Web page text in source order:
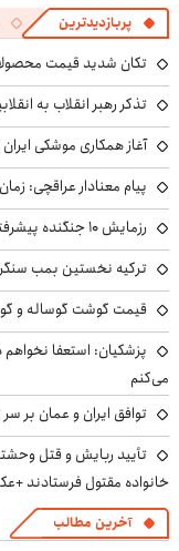
پربازدیدترین
تکان شدید قیمت محصولات
تذکر رهبر انقلاب به
آغاز همکاری موشکی
پیام معنادار عراقچی:
رزمایش ۱۰ جنگنده پیشرفته روسیه بر فراز اروپای مرکزی با مهمات واقعی
ترکیه نخستین بمب
قیمت گوشت گوساله و گوسفند امروز
پزشکیان: استعفا
می‌کنم
توافق ایران و عمان بر
تأیید ربایش و قتل
خانواده مقتول فرستادند
آخرین مطالب